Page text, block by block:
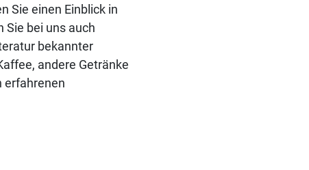
Sie einen Einblick in
Sie bei uns auch
bekannter
andere Getränke
erfahrenen